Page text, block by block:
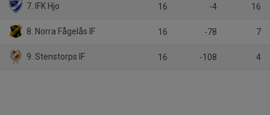
7. IFK Hjo 16 -4 16
8. Norra Fågelås IF 16 -78 7
9. Stenstorps IF 16 -108 4